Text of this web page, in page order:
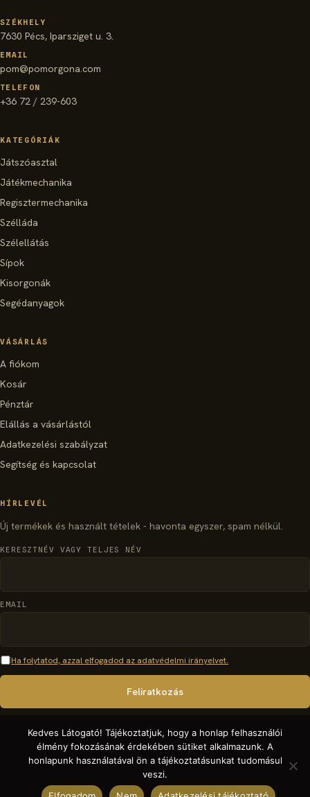
SZÉKHELY
7630 Pécs, Iparsziget u. 3.
EMAIL
pom@pomorgona.com
TELEFON
+36 72 / 239-603
KATEGÓRIÁK
Játszóasztal
Játékmechanika
Regisztermechanika
Szélláda
Szélellátás
Sípok
Kisorgonák
Segédanyagok
VÁSÁRLÁS
A fiókom
Kosár
Pénztár
Elállás a vásárlástól
Adatkezelési szabályzat
Segítség és kapcsolat
HÍRLEVÉL
Új termékek és használt tételek - havonta egyszer, spam nélkül.
KERESZTNÉV VAGY TELJES NÉV
EMAIL
Ha folytatod, azzal elfogadod az adatvédelmi irányelvet.
© 2026 organparts.info · Pécsi Orgonaépítő Manufaktúra Kft. - Minden jog
Kedves Látogató! Tájékoztatjuk, hogy a honlap felhasználói
élmény fokozásának érdekében sütiket alkalmazunk. A
honlapunk használatával ön a tájékoztatásunkat tudomásul
veszi.